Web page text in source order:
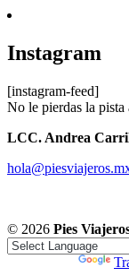
Instagram
[instagram-feed]
No le pierdas la pista
LCC. Andrea
© 2026 Pies